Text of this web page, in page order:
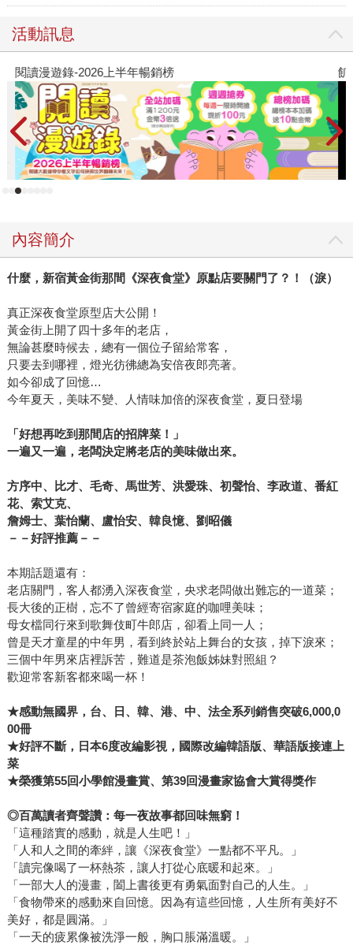
活動訊息
閱讀漫遊錄-2026上半年暢銷榜 飢
內容簡介
什麼，新宿黃金街那間《深夜食堂》原點店要關門了？！（淚）
真正深夜食堂原型店大公開！
黃金街上開了四十多年的老店，
無論甚麼時候去，總有一個位子留給常客，
只要去到哪裡，燈光彷彿總為安倍夜郎亮著。
如今卻成了回憶…
今年夏天，美味不變、人情味加倍的深夜食堂，夏日登場
「好想再吃到那間店的招牌菜！」
一遍又一遍，老闆決定將老店的美味做出來。
方序中、比才、毛奇、馬世芳、洪愛珠、初聲怡、李政道、番紅
花、索艾克、
詹姆士、葉怡蘭、盧怡安、韓良憶、劉昭儀
－－好評推薦－－
本期話題還有：
老店關門，客人都湧入深夜食堂，央求老闆做出難忘的一道菜；
長大後的正樹，忘不了曾經寄宿家庭的咖哩美味；
母女檔同行來到歌舞伎町牛郎店，卻看上同一人；
曾是天才童星的中年男，看到終於站上舞台的女孩，掉下淚來；
三個中年男來店裡訴苦，難道是茶泡飯姊妹對照組？
歡迎常客新客都來喝一杯！
★感動無國界，台、日、韓、港、中、法全系列銷售突破6,000,0
00冊
★好評不斷，日本6度改編影視，國際改編韓語版、華語版接連上
菜
★榮獲第55回小學館漫畫賞、第39回漫畫家協會大賞得獎作
◎百萬讀者齊聲讚：每一夜故事都回味無窮！
「這種踏實的感動，就是人生吧！」
「人和人之間的牽絆，讓《深夜食堂》一點都不平凡。」
「讀完像喝了一杯熱茶，讓人打從心底暖和起來。」
「一部大人的漫畫，闔上書後更有勇氣面對自己的人生。」
「食物帶來的感動來自回憶。因為有這些回憶，人生所有美好不
美好，都是圓滿。」
「一天的疲累像被洗淨一般，胸口脹滿溫暖。」